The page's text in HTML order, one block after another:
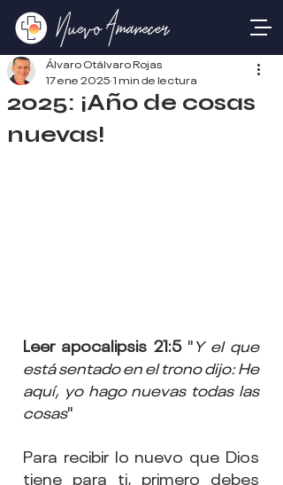
2025: ¡Año de cosas
nuevas!
Álvaro Otálvaro Rojas
17 ene 2025 1 min de lectura
Leer apocalipsis 21:5 "Y el que
está sentado en el trono dijo: He
aquí, yo hago nuevas todas las
cosas"
Para recibir lo nuevo que Dios
tiene para ti, primero debes